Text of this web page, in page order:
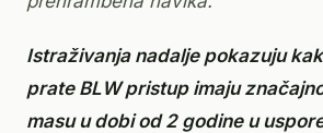
Istraživanja nadalje pokazuju
prate BLW pristup imaju
masu u dobi od 2 godine u